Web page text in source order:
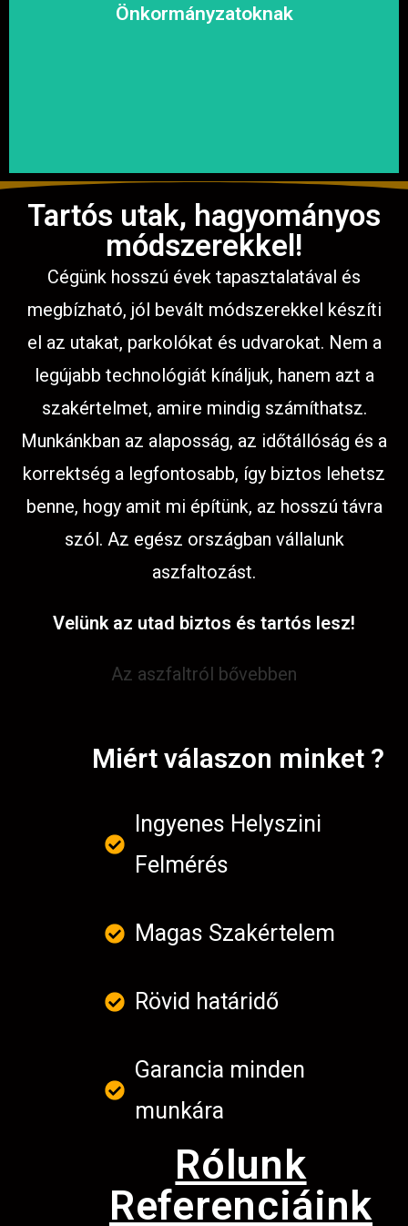
Önkormányzatoknak
garantáljuk a hosszú távú és fenntartható
Tartós utak, hagyományos
módszerekkel!
Cégünk hosszú évek tapasztalatával és
megbízható, jól bevált módszerekkel készíti
el az utakat, parkolókat és udvarokat. Nem a
legújabb technológiát kínáljuk, hanem azt a
szakértelmet, amire mindig számíthatsz.
Munkánkban az alaposság, az időtállóság és a
korrektség a legfontosabb, így biztos lehetsz
benne, hogy amit mi építünk, az hosszú távra
szól. Az egész országban vállalunk
aszfaltozást.
Velünk az utad biztos és tartós lesz!
Az aszfaltról bővebben
Miért válaszon minket ?
Ingyenes Helyszini
Felmérés
Magas Szakértelem
Rövid határidő
Garancia minden
munkára
Rólunk
Referenciáink